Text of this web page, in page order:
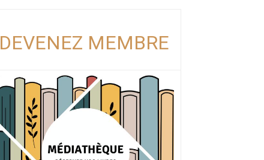
DEVENEZ MEMBRE